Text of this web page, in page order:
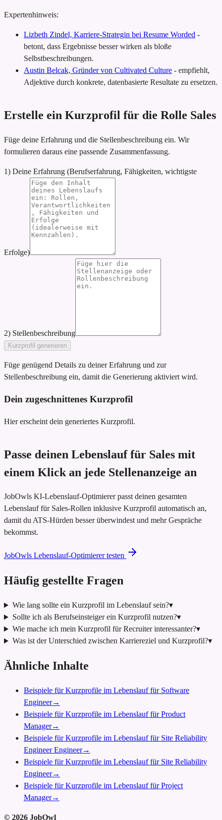
Expertenhinweis:
Lizbeth Zindel, Karriere-Strategin bei Resume Worded -
betont, dass Ergebnisse besser wirken als bloße
Selbstbeschreibungen.
Austin Belcak, Gründer von Cultivated Culture - empfiehlt,
Adjektive durch konkrete, datenbasierte Resultate zu ersetzen.
Erstelle ein Kurzprofil für die Rolle Sales
Füge deine Erfahrung und die Stellenbeschreibung ein. Wir
formulieren daraus eine passende Zusammenfassung.
1) Deine Erfahrung (Berufserfahrung, Fähigkeiten, wichtigste
Erfolge)
2) Stellenbeschreibung
Kurzprofil generieren
Füge genügend Details zu deiner Erfahrung und zur
Stellenbeschreibung ein, damit die Generierung aktiviert wird.
Dein zugeschnittenes Kurzprofil
Hier erscheint dein generiertes Kurzprofil.
Passe deinen Lebenslauf für Sales mit
einem Klick an jede Stellenanzeige an
JobOwls KI-Lebenslauf-Optimierer passt deinen gesamten
Lebenslauf für Sales-Rollen inklusive Kurzprofil automatisch an,
damit du ATS-Hürden besser überwindest und mehr Gespräche
bekommst.
JobOwls Lebenslauf-Optimierer testen
Häufig gestellte Fragen
Wie lang sollte ein Kurzprofil im Lebenslauf sein?▾
Sollte ich als Berufseinsteiger ein Kurzprofil nutzen?▾
Wie mache ich mein Kurzprofil für Recruiter interessanter?▾
Was ist der Unterschied zwischen Karriereziel und Kurzprofil?▾
Ähnliche Inhalte
Beispiele für Kurzprofile im Lebenslauf für Software
Engineer→
Beispiele für Kurzprofile im Lebenslauf für Product
Manager→
Beispiele für Kurzprofile im Lebenslauf für Site Reliability
Engineer Engineer→
Beispiele für Kurzprofile im Lebenslauf für Site Reliability
Engineer→
Beispiele für Kurzprofile im Lebenslauf für Project
Manager→
© 2026 JobOwl